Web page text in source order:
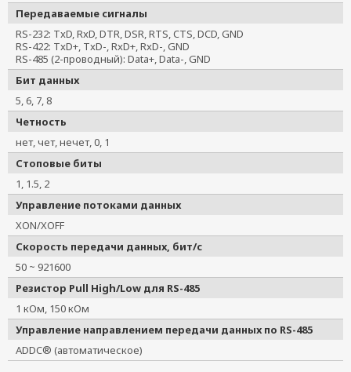
Передаваемые сигналы
RS-232: TxD, RxD, DTR, DSR, RTS, CTS, DCD, GND
RS-422: TxD+, TxD-, RxD+, RxD-, GND
RS-485 (2-проводный): Data+, Data-, GND
Бит данных
5, 6, 7, 8
Четность
нет, чет, нечет, 0, 1
Стоповые биты
1, 1.5, 2
Управление потоками данных
XON/XOFF
Скорость передачи данных, бит/с
50 ~ 921600
Резистор Pull High/Low для RS-485
1 кОм, 150 кОм
Управление направлением передачи данных по RS-485
ADDC® (автоматическое)